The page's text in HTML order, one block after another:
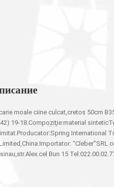
moale ciine culcat,cretos 50cm
19-18.Compoziţie:material
International
“Cleber”SRL
Bun 15